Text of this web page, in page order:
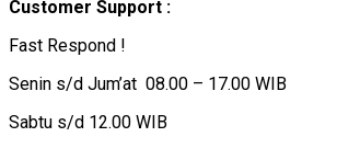
Customer Support :
Fast Respond !
Senin s/d Jum’at 08.00 – 17.00 WIB
Sabtu s/d 12.00 WIB